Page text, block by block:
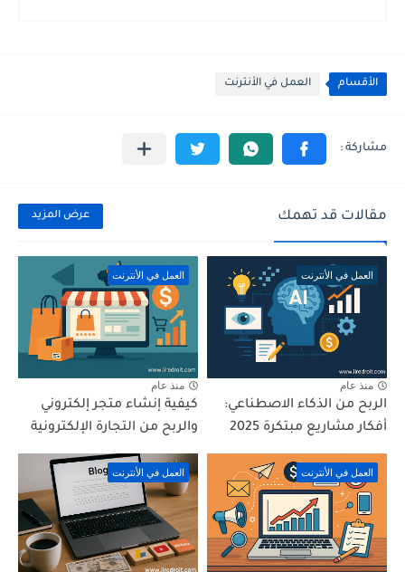
الأقسام العمل في الأنترنت
مقالات قد تهمك عرض المزيد
العمل في الأنترنت
منذ عام
الربح من الذكاء الاصطناعي:
أفكار مشاريع مبتكرة 2025
العمل في الأنترنت
منذ عام
كيفية إنشاء متجر إلكتروني
والربح من التجارة الإلكترونية
العمل في الأنترنت العمل في الأنترنت